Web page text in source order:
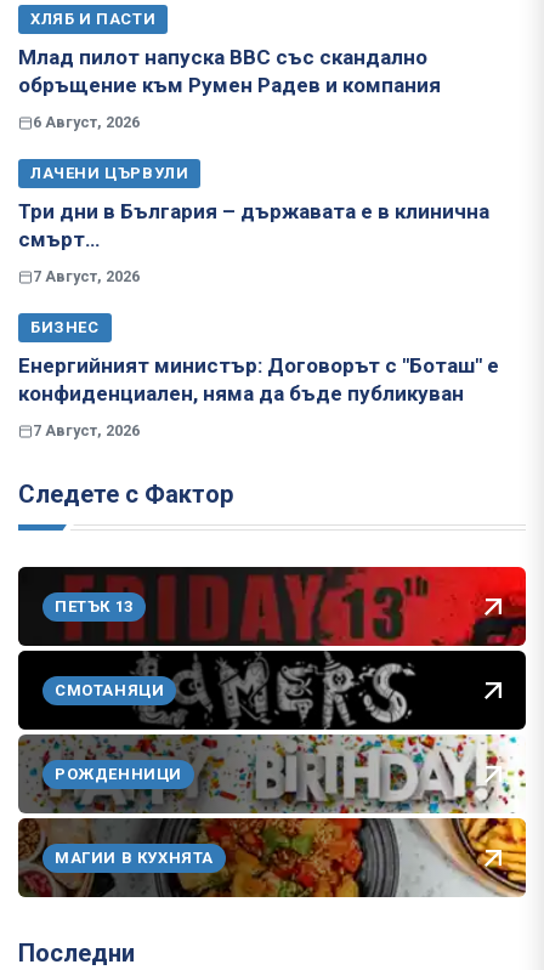
ХЛЯБ И ПАСТИ
Млад пилот напуска ВВС със скандално
обръщение към Румен Радев и компания
6 Август, 2026
ЛАЧЕНИ ЦЪРВУЛИ
Три дни в България – държавата е в клинична
смърт…
7 Август, 2026
БИЗНЕС
Енергийният министър: Договорът с "Боташ" е
конфиденциален, няма да бъде публикуван
7 Август, 2026
Следете с Фактор
ПЕТЪК 13
СМОТАНЯЦИ
РОЖДЕННИЦИ
МАГИИ В КУХНЯТА
Последни